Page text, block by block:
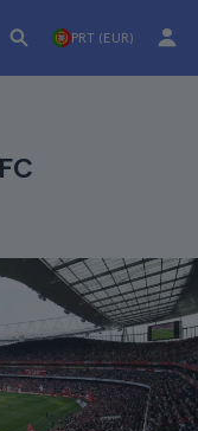
PRT (EUR)